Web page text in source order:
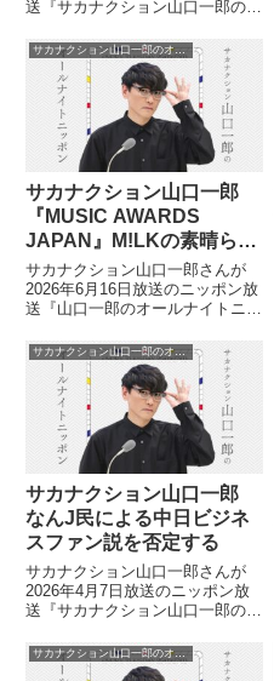
送『サカナクション山口一郎のオ
ドラゴンズ4連勝についてトー
ク。その中でいまだに『燃えよド
ラゴンズ』の歌詞がわからないと
話していました。
サカナクション山口一郎のオールナイトニッポン
サカナクション山口一郎
『MUSIC AWARDS
JAPAN』M!LKの素晴らし
さを語る
サカナクション山口一郎さんが
2026年6月16日放送のニッポン放
送『山口一郎のオールナイトニッ
JAPAN』基本設計チームのオミ
さんを招いて『MUSIC AWARDS
JAPAN』について特集。M!LKの
パフォーマンスなどについて話し
ていました。
サカナクション山口一郎のオールナイトニッポン
サカナクション山口一郎
なんJ民による中日ビジネ
スファン説を否定する
サカナクション山口一郎さんが
2026年4月7日放送のニッポン放
送『サカナクション山口一郎のオ
きな中日ドラゴンズについてトー
ク。一部なんJ民から「山口はビ
サカナクション山口一郎のオールナイトニッポン